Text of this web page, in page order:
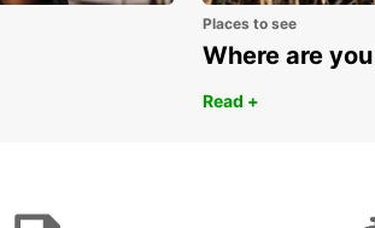
Places to see
Where are
Read +